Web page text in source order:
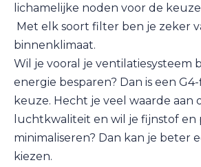
lichamelijke noden voor de
Met elk soort filter ben je zeker
binnenklimaat.
Wil je vooral je ventilatiesysteem
energie besparen? Dan is een
keuze. Hecht je veel waarde aan
luchtkwaliteit en wil je fijnstof en
minimaliseren? Dan kan je beter
kiezen.